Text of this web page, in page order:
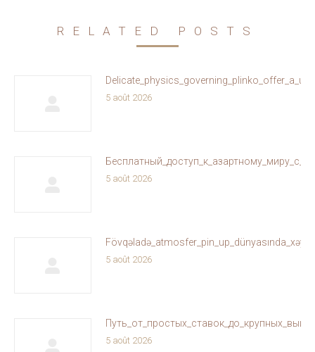
RELATED POSTS
5 août 2026
5 août 2026
5 août 2026
5 août 2026